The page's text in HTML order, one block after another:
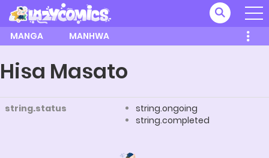
MANGA MANHWA
Hisa Masato
string.status
string.ongoing
string.completed